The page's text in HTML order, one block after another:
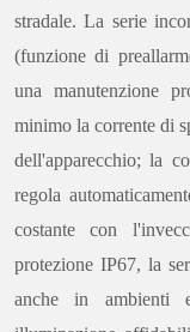
stradale. La serie
(funzione di
una manutenzione
minimo la corrente di
dell'apparecchio; la
regola
costante con
protezione IP67, la
anche in ambienti